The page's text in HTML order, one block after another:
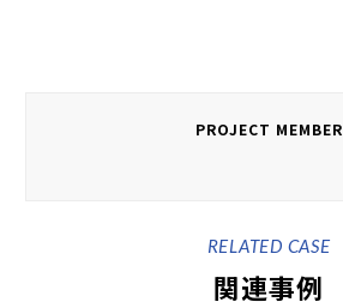
PROJECT MEMBER
RELATED CASE
関連事例